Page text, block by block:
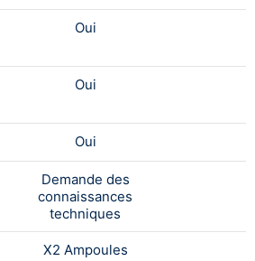
Oui
Oui
Oui
Demande des
connaissances
techniques
X2 Ampoules